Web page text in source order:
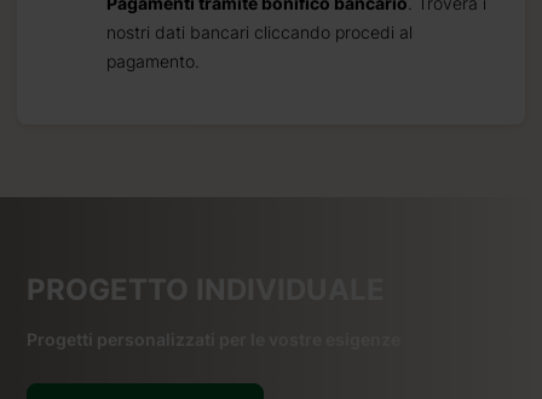
nostri dati bancari cliccando procedi al
pagamento.
PROGETTO INDIVIDUALE
Progetti personalizzati per le vostre esigenze